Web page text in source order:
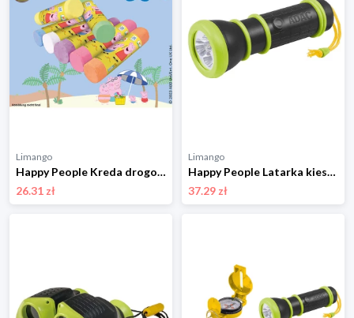
Limango
Happy People Kreda drogowa "Peppa Pig" - 18 m+ rozmiar: onesize
26.31 zł
Limango
Happy People Latarka kieszonkowa - 3+ rozmiar: onesize
37.29 zł